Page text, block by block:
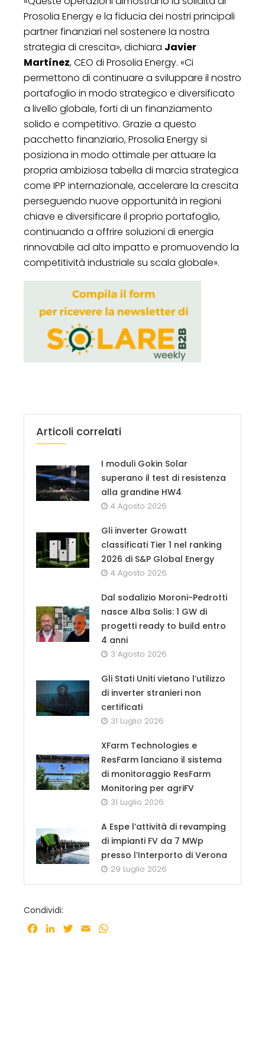
Prosolia Energy e la fiducia dei nostri principali
partner finanziari nel sostenere la nostra
strategia di crescita», dichiara Javier
Martínez, CEO di Prosolia Energy. «Ci
permettono di continuare a sviluppare il nostro
portafoglio in modo strategico e diversificato
a livello globale, forti di un finanziamento
solido e competitivo. Grazie a questo
pacchetto finanziario, Prosolia Energy si
posiziona in modo ottimale per attuare la
propria ambiziosa tabella di marcia strategica
come IPP internazionale, accelerare la crescita
perseguendo nuove opportunità in regioni
chiave e diversificare il proprio portafoglio,
continuando a offrire soluzioni di energia
rinnovabile ad alto impatto e promuovendo la
competitività industriale su scala globale».
Articoli correlati
I moduli Gokin Solar
superano il test di resistenza
alla grandine HW4
4 Agosto 2026
Gli inverter Growatt
classificati Tier 1 nel ranking
2026 di S&P Global Energy
4 Agosto 2026
Dal sodalizio Moroni-Pedrotti
nasce Alba Solis: 1 GW di
progetti ready to build entro
4 anni
3 Agosto 2026
Gli Stati Uniti vietano l’utilizzo
di inverter stranieri non
certificati
31 Luglio 2026
XFarm Technologies e
ResFarm lanciano il sistema
di monitoraggio ResFarm
Monitoring per agriFV
31 Luglio 2026
A Espe l’attività di revamping
di impianti FV da 7 MWp
presso l’Interporto di Verona
29 Luglio 2026
Condividi:
Facebook
LinkedInTwitter
Email